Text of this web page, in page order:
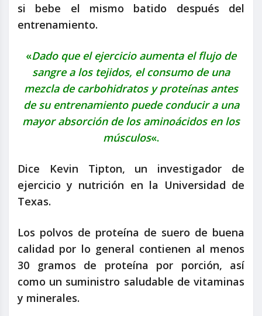
si bebe el mismo batido después del
entrenamiento.
«Dado que el ejercicio aumenta el flujo de
sangre a los tejidos, el consumo de una
mezcla de carbohidratos y proteínas antes
de su entrenamiento puede conducir a una
mayor absorción de los aminoácidos en los
músculos«.
Dice Kevin Tipton, un investigador de
ejercicio y nutrición en la Universidad de
Texas.
Los polvos de proteína de suero de buena
calidad por lo general contienen al menos
30 gramos de proteína por porción, así
como un suministro saludable de vitaminas
y minerales.